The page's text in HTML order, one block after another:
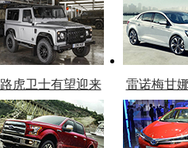
路虎卫士有望迎来
复产
雷诺梅甘
官